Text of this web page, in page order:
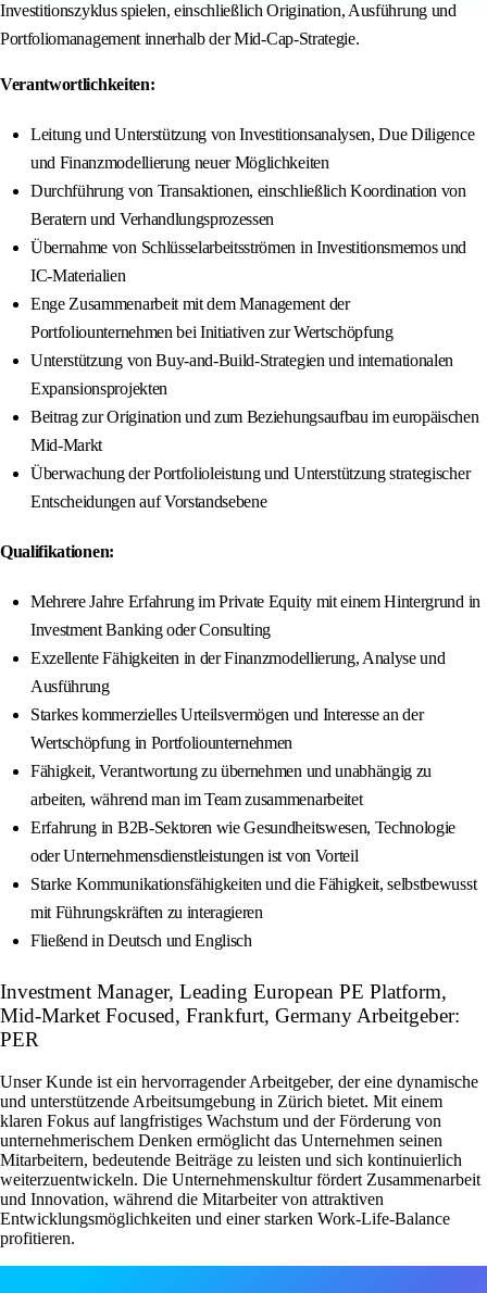
Investitionszyklus spielen, einschließlich Origination, Ausführung und
Portfoliomanagement innerhalb der Mid-Cap-Strategie.
Verantwortlichkeiten:
Leitung und Unterstützung von Investitionsanalysen, Due Diligence
und Finanzmodellierung neuer Möglichkeiten
Durchführung von Transaktionen, einschließlich Koordination von
Beratern und Verhandlungsprozessen
Übernahme von Schlüsselarbeitsströmen in Investitionsmemos und
IC-Materialien
Enge Zusammenarbeit mit dem Management der
Portfoliounternehmen bei Initiativen zur Wertschöpfung
Unterstützung von Buy-and-Build-Strategien und internationalen
Expansionsprojekten
Beitrag zur Origination und zum Beziehungsaufbau im europäischen
Mid-Markt
Überwachung der Portfolioleistung und Unterstützung strategischer
Entscheidungen auf Vorstandsebene
Qualifikationen:
Mehrere Jahre Erfahrung im Private Equity mit einem Hintergrund in
Investment Banking oder Consulting
Exzellente Fähigkeiten in der Finanzmodellierung, Analyse und
Ausführung
Starkes kommerzielles Urteilsvermögen und Interesse an der
Wertschöpfung in Portfoliounternehmen
Fähigkeit, Verantwortung zu übernehmen und unabhängig zu
arbeiten, während man im Team zusammenarbeitet
Erfahrung in B2B-Sektoren wie Gesundheitswesen, Technologie
oder Unternehmensdienstleistungen ist von Vorteil
Starke Kommunikationsfähigkeiten und die Fähigkeit, selbstbewusst
mit Führungskräften zu interagieren
Fließend in Deutsch und Englisch
Investment Manager, Leading European PE Platform,
Mid-Market Focused, Frankfurt, Germany Arbeitgeber:
PER
Unser Kunde ist ein hervorragender Arbeitgeber, der eine dynamische
und unterstützende Arbeitsumgebung in Zürich bietet. Mit einem
klaren Fokus auf langfristiges Wachstum und der Förderung von
unternehmerischem Denken ermöglicht das Unternehmen seinen
Mitarbeitern, bedeutende Beiträge zu leisten und sich kontinuierlich
weiterzuentwickeln. Die Unternehmenskultur fördert Zusammenarbeit
und Innovation, während die Mitarbeiter von attraktiven
Entwicklungsmöglichkeiten und einer starken Work-Life-Balance
profitieren.